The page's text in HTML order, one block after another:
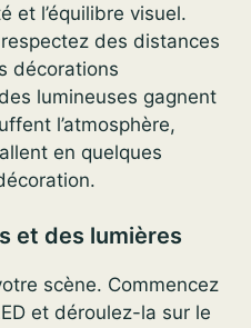
et l’équilibre visuel.
des distances
décorations
lumineuses gagnent
l’atmosphère,
en quelques
et des lumières
scène. Commencez
et déroulez-la sur le